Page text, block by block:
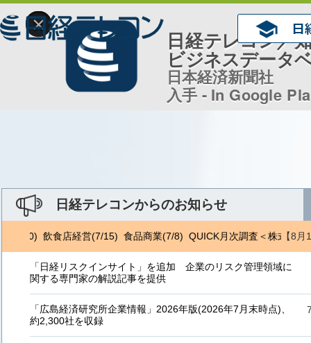
×
日経テレコン／
ビジネスデータ
日本経済新聞社
入手 - In Google
日経テレコンからのお知らせ
【8月
(8/10) 飲食店経営(7/15) 食品商業(7/8) QUICK月次調査＜株式＞
「日経リスクインサイト」を追加 企業のリスク管理領域に
関する専門家の解説記事を提供
「広島経済研究所企業情報」2026年版(2026年7月末時点)、
約2,300社を収録